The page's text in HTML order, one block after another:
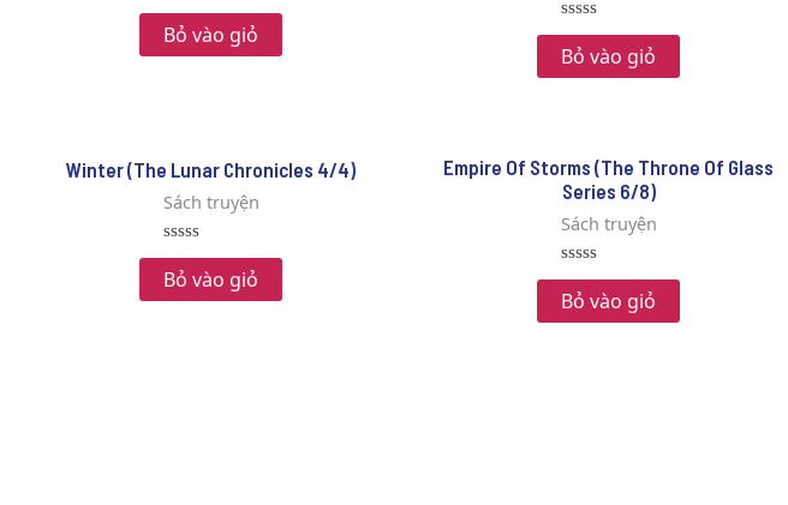
Rated
0
out
of
Bỏ vào giỏ
Rated
0
out
of
Bỏ vào giỏ
Winter (The Lunar Chronicles 4/4)
Sách truyện
Rated
0
out
of
Bỏ vào giỏ
Empire Of Storms (The Throne Of Glass
Series 6/8)
Sách truyện
Rated
0
out
of
Bỏ vào giỏ